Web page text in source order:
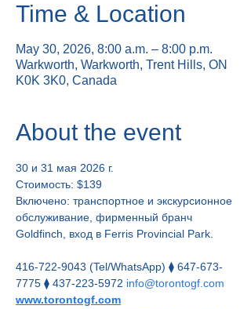
Time & Location
May 30, 2026, 8:00 a.m. – 8:00 p.m.
Warkworth, Warkworth, Trent Hills, ON
K0K 3K0, Canada
About the event
30 и 31 мая 2026 г.
Стоимость: $139
Включено: транспортное и экскурсионное
обслуживание, фирменный бранч
Goldfinch, вход в Ferris Provincial Park.
416-722-9043 (Tel/WhatsApp) ⧫ 647-673-
7775 ⧫ 437-223-5972 info@torontogf.com
www.torontogf.com